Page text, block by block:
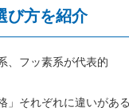
び方を紹介
、フッ素系が代表的
」それぞれに違いがある